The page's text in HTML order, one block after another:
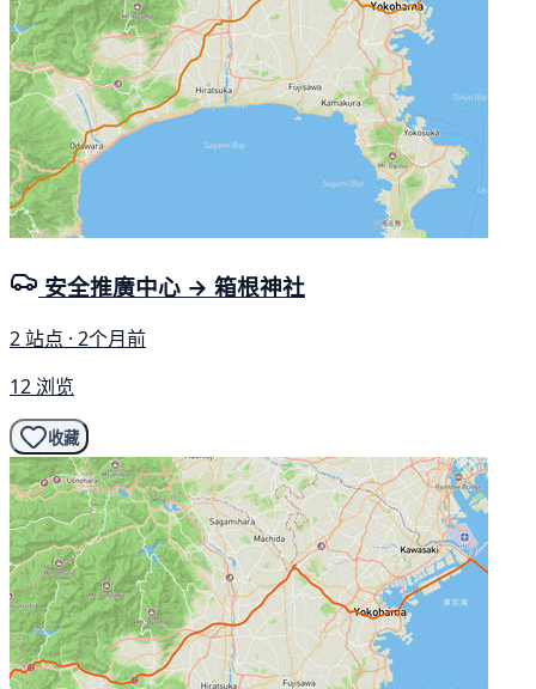
安全推廣中心 → 箱根神社
2 站点 · 2个月前
12 浏览
收藏